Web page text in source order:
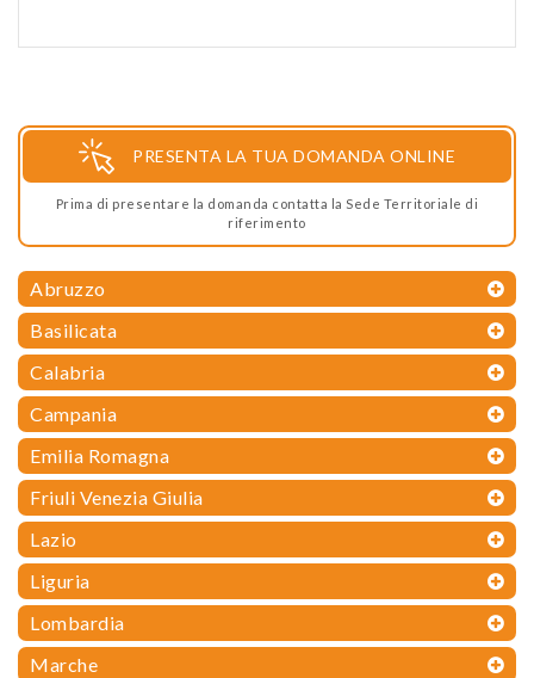
PRESENTA LA TUA DOMANDA ONLINE
Prima di presentare la domanda contatta la Sede Territoriale di
riferimento
Abruzzo
Basilicata
Calabria
Campania
Emilia Romagna
Friuli Venezia Giulia
Lazio
Liguria
Lombardia
Marche